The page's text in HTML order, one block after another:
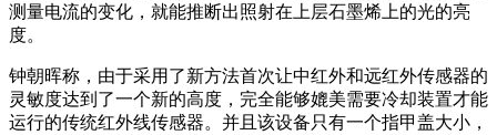
测量电流的变化，就能推断出照射在上层石墨烯上的光的亮
度。
钟朝晖称，由于采用了新方法首次让中红外和远红外传感器的
灵敏度达到了一个新的高度，完全能够媲美需要冷却装置才能
运行的传统红外线传感器。并且该设备只有一个指甲盖大小，